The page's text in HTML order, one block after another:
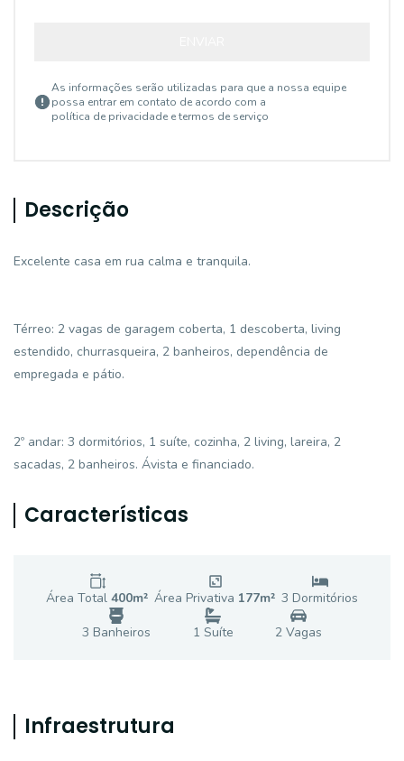
As informações serão utilizadas para que a nossa equipe
possa entrar em contato de acordo com a
política de privacidade e termos de serviço
Descrição
Excelente casa em rua calma e tranquila.
Térreo: 2 vagas de garagem coberta, 1 descoberta, living
estendido, churrasqueira, 2 banheiros, dependência de
empregada e pátio.
2º andar: 3 dormitórios, 1 suíte, cozinha, 2 living, lareira, 2
sacadas, 2 banheiros. Ávista e financiado.
Características
Área Total 400m² Área Privativa 177m² 3 Dormitórios
3 Banheiros 1 Suíte 2Vagas
Infraestrutura